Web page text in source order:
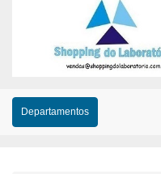
Departamentos